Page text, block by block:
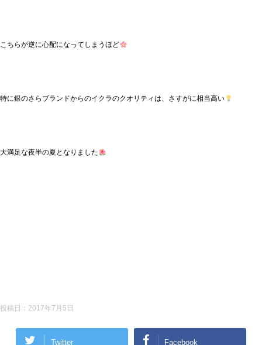
こちらが逆に心配になってしまうほど
特に銀のさらブランドからのイクラのクオリティは、さすがに相当高い
大満足な夜半の夏となりました
投稿日： 2017年7月5日
Twitter Facebook